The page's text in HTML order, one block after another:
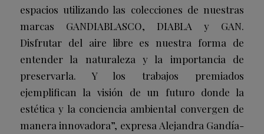
espacios utilizando las colecciones de nuestras
marcas GANDIABLASCO, DIABLA y GAN.
Disfrutar del aire libre es nuestra forma de
entender la naturaleza y la importancia de
preservarla. Y los trabajos premiados
ejemplifican la visión de un futuro donde la
estética y la conciencia ambiental convergen de
manera innovadora”, expresa Alejandra Gandía-